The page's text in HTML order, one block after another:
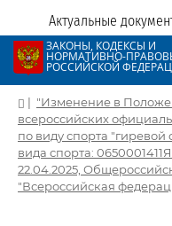
Актуальные
ЗАКОНЫ, КОДЕКСЫ И
НОРМАТИВНО-
РОССИЙСКОЙ
| "Изменение в
всероссийских
по виду спорта "гиревой
вида спорта:
22.04.2025,
"Всероссийская